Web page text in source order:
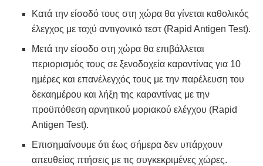
Κατά την είσοδό τους στη χώρα θα γίνεται καθολικός
έλεγχος με ταχύ αντιγονικό τεστ (Rapid Antigen Test).
Μετά την είσοδο στη χώρα θα επιβάλλεται
περιορισμός τους σε ξενοδοχεία καραντίνας για 10
ημέρες και επανέλεγχός τους με την παρέλευση του
δεκαημέρου και λήξη της καραντίνας με την
προϋπόθεση αρνητικού μοριακού ελέγχου (Rapid
Antigen Test).
Επισημαίνουμε ότι έως σήμερα δεν υπάρχουν
απευθείας πτήσεις με τις συγκεκριμένες χώρες.